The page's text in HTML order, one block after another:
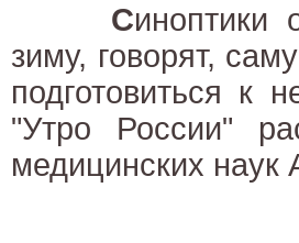
Синоптики
зиму, говорят,
подготовиться к
"Утро России"
медицинских наук